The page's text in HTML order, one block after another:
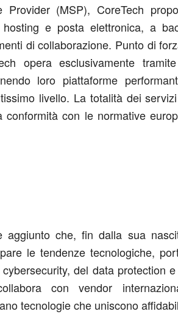
(MSP), CoreTech
e posta elettronica, a
di collaborazione. Punto di
opera esclusivamente
loro piattaforme
livello. La totalità dei
conformità con le normative
aggiunto che, fin dalla sua
le tendenze tecnologiche,
del data protection e
con vendor
tecnologie che uniscono